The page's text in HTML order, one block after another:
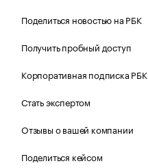
Поделиться новостью на РБК
Получить пробный доступ
Корпоративная подписка РБК
Стать экспертом
Отзывы о вашей компании
Поделиться кейсом